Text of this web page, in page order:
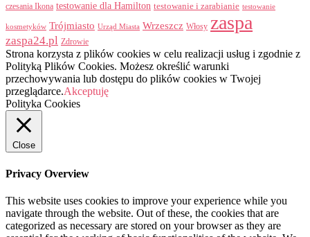
czesania Ikona testowanie dla Hamilton testowanie i zarabianie testowanie
kosmetyków Trójmiasto Urząd Miasta Wrzeszcz Włosy zaspa
zaspa24.pl Zdrowie
Strona korzysta z plików cookies w celu realizacji usług i zgodnie z
Polityką Plików Cookies. Możesz określić warunki
przechowywania lub dostępu do plików cookies w Twojej
przeglądarce.Akceptuję
Polityka Cookies
Close
Privacy Overview
This website uses cookies to improve your experience while you
navigate through the website. Out of these, the cookies that are
categorized as necessary are stored on your browser as they are